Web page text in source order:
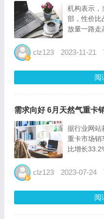
机构表示，
部，性价比
放量一路走
牧、华统股
10.17%。
clz123 2023-11-21
阅
需求向好 6月天然气重卡
据行业网站
重卡市场销
比增长
大涨
clz123 2023-07-24
阅